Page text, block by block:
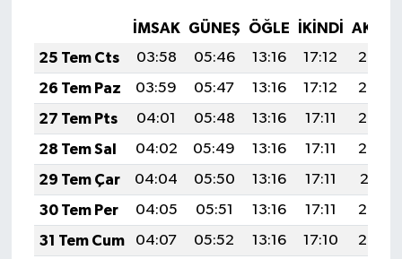
İMSAK GÜNEŞ ÖĞLE İKINDI
25 Tem Cts
03:58 05:46 13:16 17:12
20:35
26 Tem Paz
03:59 05:47 13:16 17:12
20:34
27 Tem Pts
04:01 05:48 13:16 17:11
20:33
28 Tem Sal
04:02 05:49 13:16 17:11
20:32
29 Tem Çar
04:04 05:50 13:16 17:11
20:31
30 Tem Per
04:05 05:51 13:16 17:11
20:30
31 Tem Cum
04:07 05:52 13:16 17:10
20:29